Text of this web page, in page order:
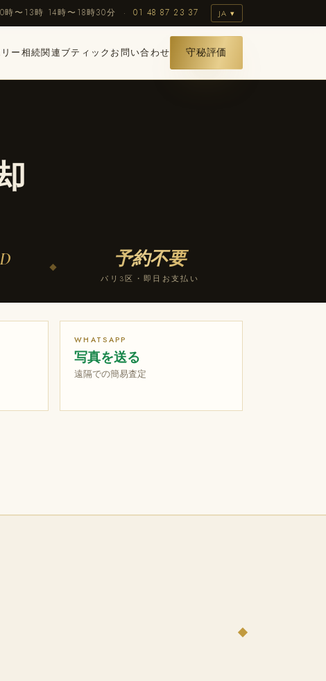
時〜13時 14時〜18時30分 ·01 48 87 23 37 JA ▾
ー相続関連ブティック お問い合わせ 守秘評価
◆ 予約不要
パリ3区・即日お支払い
WHATSAPP
写真を送る
遠隔での簡易査定